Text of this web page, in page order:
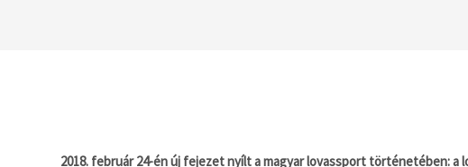
2018. február 24-én új fejezet nyílt a magyar lovassport történetében: